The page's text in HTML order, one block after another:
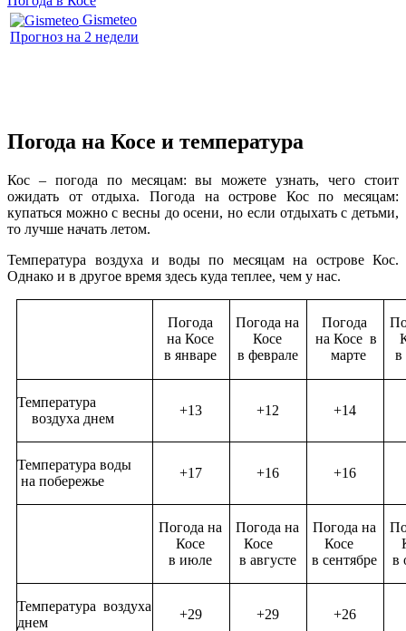
Gismeteo
Прогноз на 2 недели
Погода на Косе и температура
Кос – погода по месяцам: вы можете узнать, чего стоит
ожидать от отдыха. Погода на острове Кос по месяцам:
купаться можно с весны до осени, но если отдыхать с детьми,
то лучше начать летом.
Температура воздуха и воды по месяцам на острове Кос.
Однако и в другое время здесь куда теплее, чем у нас.
Погода
на Косе
в январе
Погода на
Косе
в феврале
Погода
на Косе в
марте
в
Температура
воздуха днем
+13 +12 +14
Температура воды
на побережье
+17 +16 +16
Погода на
Косе
в июле
Погода на
Косе
в августе
Погода на
Косе
в сентябре
в
Температура воздуха
днем
+29 +29 +26